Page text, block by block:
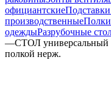
официантские
производственные
одеждыРазрубочные
—СТОЛ
полкой нерж.